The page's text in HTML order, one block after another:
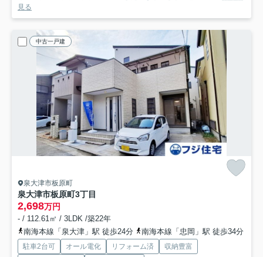
見る
中古一戸建
泉大津市板原町
泉大津市板原町3丁目
2,698万円
- / 112.61㎡ / 3LDK /築22年
南海本線「泉大津」駅 徒歩24分
南海本線「忠岡」駅 徒歩34分
駐車2台可 オール電化 リフォーム済
収納豊富